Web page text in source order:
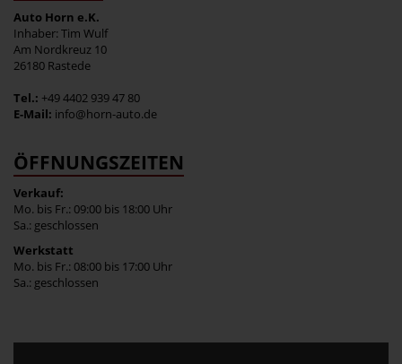
Auto Horn e.K.
Inhaber: Tim Wulf
Am Nordkreuz 10
26180 Rastede
Tel.: +49 4402 939 47 80
E-Mail: info@horn-auto.de
ÖFFNUNGSZEITEN
Verkauf:
Mo. bis Fr.: 09:00 bis 18:00 Uhr
Sa.: geschlossen
Werkstatt
Mo. bis Fr.: 08:00 bis 17:00 Uhr
Sa.: geschlossen